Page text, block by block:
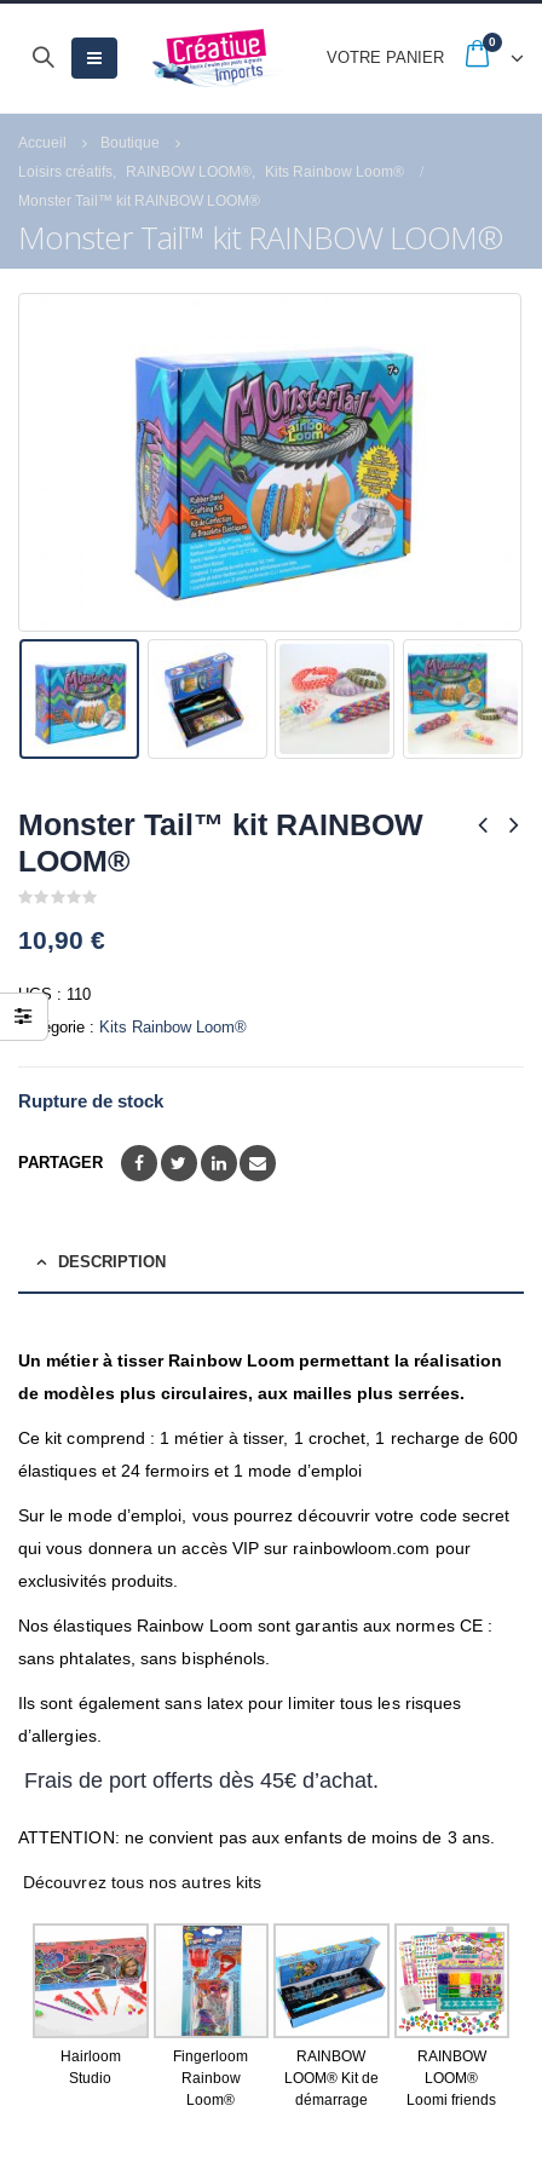
VOTRE PANIER
0
Accueil
Boutique
Loisirs créatifs
RAINBOW LOOM®
Kits Rainbow Loom®
Monster Tail™ kit RAINBOW LOOM®
Monster Tail™ kit RAINBOW LOOM®
Monster Tail™ kit RAINBOW
LOOM®
out
of
10,90 €
UGS : 110
Catégorie : Kits Rainbow Loom®
Rupture de stock
PARTAGER
DESCRIPTION
Un métier à tisser Rainbow Loom permettant la réalisation
de modèles plus circulaires, aux mailles plus serrées.
Ce kit comprend : 1 métier à tisser, 1 crochet, 1 recharge de 600
élastiques et 24 fermoirs et 1 mode d’emploi
Sur le mode d’emploi, vous pourrez découvrir votre code secret
qui vous donnera un accès VIP sur rainbowloom.com pour
exclusivités produits.
Nos élastiques Rainbow Loom sont garantis aux normes CE :
sans phtalates, sans bisphénols.
Ils sont également sans latex pour limiter tous les risques
d’allergies.
Frais de port offerts dès 45€ d’achat.
ATTENTION: ne convient pas aux enfants de moins de 3 ans.
Découvrez tous nos autres kits
Hairloom
Studio
Fingerloom
Rainbow
Loom®
RAINBOW
LOOM® Kit de
démarrage
RAINBOW
LOOM®
Loomi friends